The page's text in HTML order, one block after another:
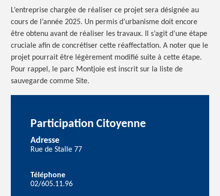
L’entreprise chargée de réaliser ce projet sera désignée au
cours de l’année 2025. Un permis d’urbanisme doit encore
être obtenu avant de réaliser les travaux. Il s’agit d’une étape
cruciale afin de concrétiser cette réaffectation. A noter que le
projet pourrait être légèrement modifié suite à cette étape.
Pour rappel, le parc Montjoie est inscrit sur la liste de
sauvegarde comme Site.
Participation Citoyenne
Adresse
Rue de Stalle 77
Téléphone
02/605.11.96